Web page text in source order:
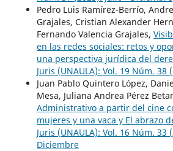
Pedro Luis Ramírez-Berrío,
Grajales, Cristian Alexander
Fernando Valencia Grajales,
en las redes sociales: retos y
una perspectiva jurídica del
Juris (UNAULA): Vol. 19 Núm. 38
Juan Pablo Quintero López,
Mesa, Juliana Andrea Pérez
Administrativo a partir del cine
mujeres y una vaca y El abrazo
Juris (UNAULA): Vol. 16 Núm. 33
Diciembre